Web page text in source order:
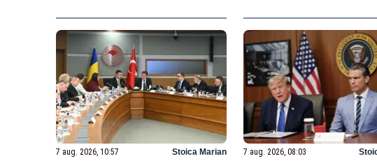
7 aug. 2026, 10:57 Stoica Marian 7 aug. 2026, 08:03